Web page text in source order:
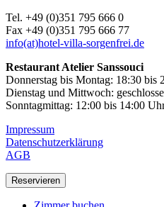
Tel. +49 (0)351 795 666 0
Fax +49 (0)351 795 666 77
info(at)hotel-villa-sorgenfrei.de
Restaurant Atelier Sanssouci
Donnerstag bis Montag: 18:30 bis
Dienstag und Mittwoch:
Sonntagmittag: 12:00 bis 14:00
Impressum
Datenschutzerklärung
AGB
Reservieren